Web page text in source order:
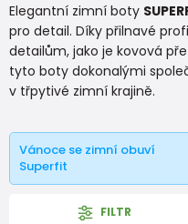
Elegantní zimní boty
pro detail. Díky přilnavé
detailům, jako je kovová
tyto boty dokonalými
v třpytivé zimní krajině.
Vánoce se zimní obuví
Superfit
FILTR